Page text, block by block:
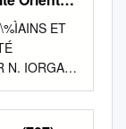
άρχων
he defeated
Pannonia
along
the
ET
N. IORGA
MAJESTE